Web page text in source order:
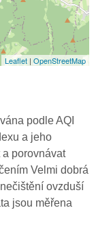
Leaflet | OpenStreetMap
podle AQI
a jeho
porovnávat
Velmi dobrá
ovzduší
jsou měřena